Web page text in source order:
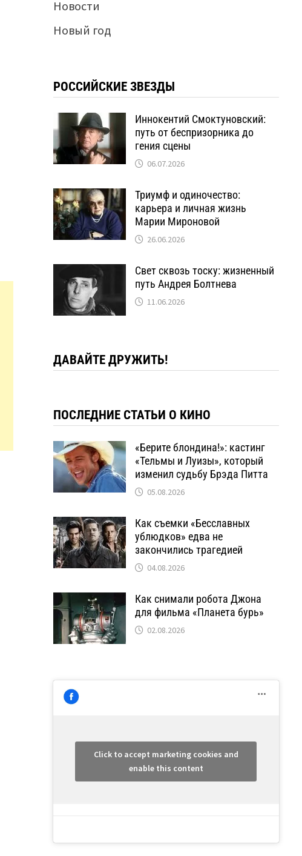
Новости
Новый год
РОССИЙСКИЕ ЗВЕЗДЫ
Иннокентий Смоктуновский:
путь от беспризорника до
гения сцены
06.07.2026
Триумф и одиночество:
карьера и личная жизнь
Марии Мироновой
26.06.2026
Свет сквозь тоску: жизненный
путь Андрея Болтнева
11.06.2026
ДАВАЙТЕ ДРУЖИТЬ!
ПОСЛЕДНИЕ СТАТЬИ О КИНО
«Берите блондина!»: кастинг
«Тельмы и Луизы», который
изменил судьбу Брэда Питта
05.08.2026
Как съемки «Бесславных
ублюдков» едва не
закончились трагедией
04.08.2026
Как снимали робота Джона
для фильма «Планета бурь»
02.08.2026
Click to accept marketing cookies and
enable this content